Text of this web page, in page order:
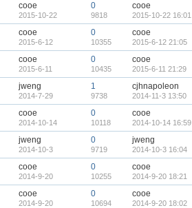
cooe
2015-10-22
0
9818
cooe
2015-10-22 16:01
cooe
2015-6-12
0
10355
cooe
2015-6-12 21:05
cooe
2015-6-11
0
10435
cooe
2015-6-11 21:29
jweng
2014-7-29
1
9738
cjhnapoleon
2014-11-3 13:50
cooe
2014-10-14
0
10118
cooe
2014-10-14 16:59
jweng
2014-10-3
0
9719
jweng
2014-10-3 16:04
cooe
2014-9-20
0
10255
cooe
2014-9-20 18:21
cooe
2014-9-20
0
10694
cooe
2014-9-20 18:02